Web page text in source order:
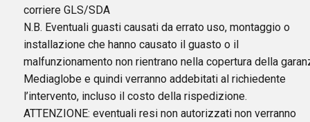
corriere GLS/SDA
N.B. Eventuali guasti causati da errato uso, montaggio o
installazione che hanno causato il guasto o il
malfunzionamento non rientrano nella copertura della
Mediaglobe e quindi verranno addebitati al richiedente
l’intervento, incluso il costo della rispedizione.
ATTENZIONE: eventuali resi non autorizzati non verranno